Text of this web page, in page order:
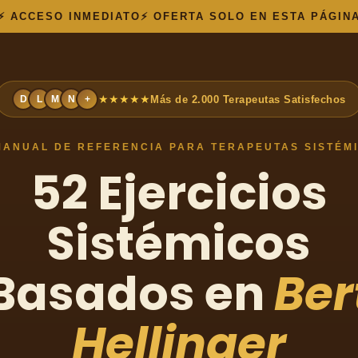
ACCESO INMEDIATO OFERTA SOLO EN ESTA PÁGINA
D L M N + ★★★★★ Más de 2.000 Terapeutas Satisfechos
DE REFERENCIA PARA TERAPEUTAS
52 Ejercicios
Sistémicos
en
Hellinger